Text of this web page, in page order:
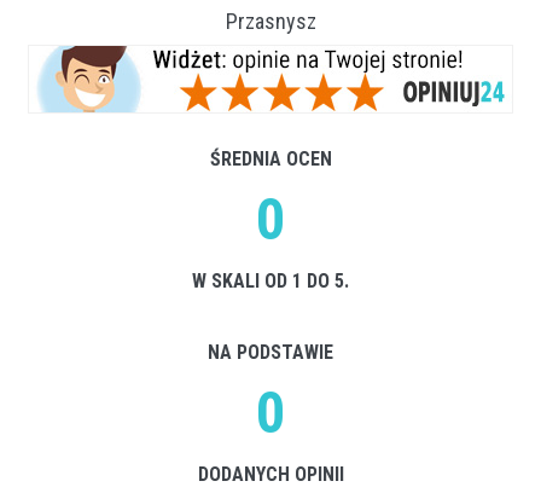
Przasnysz
ŚREDNIA OCEN
0
W SKALI OD 1 DO 5.
NA PODSTAWIE
0
DODANYCH OPINII